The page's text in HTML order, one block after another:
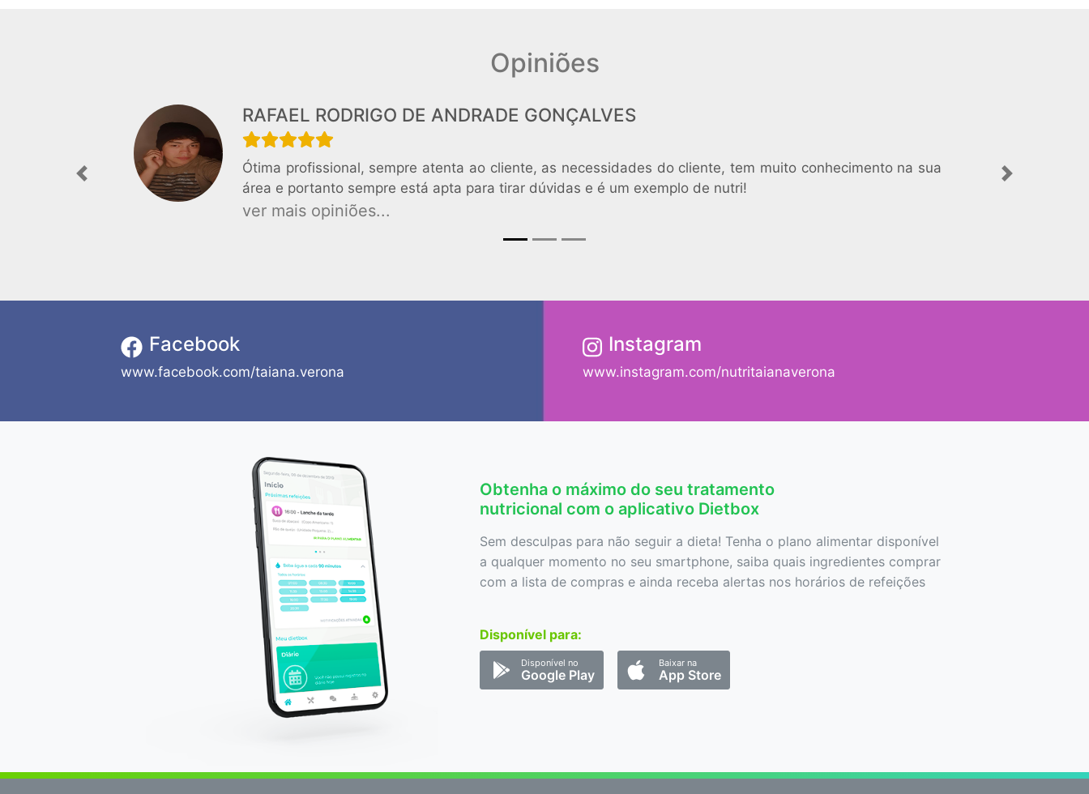
Opiniões
RAFAEL RODRIGO DE ANDRADE GONÇALVES
Ótima profissional, sempre atenta ao cliente, as necessidades do cliente, tem muito conhecimento na sua
área e portanto sempre está apta para tirar dúvidas e é um exemplo de nutri!
ver mais opiniões...
Previous Next
Facebook
www.facebook.com/taiana.verona
Instagram
www.instagram.com/nutritaianaverona
Obtenha o máximo do seu tratamento
nutricional com o aplicativo Dietbox
Sem desculpas para não seguir a dieta! Tenha o plano alimentar disponível
a qualquer momento no seu smartphone, saiba quais ingredientes comprar
com a lista de compras e ainda receba alertas nos horários de refeições
Disponível para:
Disponível no
Google Play
Baixar na
App Store